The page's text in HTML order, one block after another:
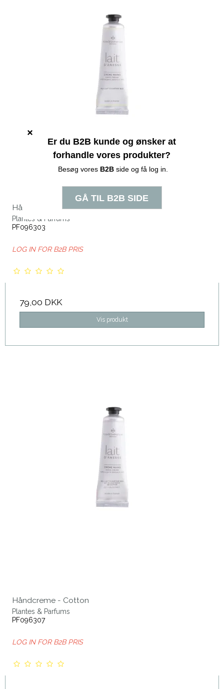
Håndcreme - Lait
Plantes & Parfums
PF096303
LOG IN FOR B2B PRIS
79,00 DKK
Vis produkt
Håndcreme - Cotton
Plantes & Parfums
PF096307
LOG IN FOR B2B PRIS